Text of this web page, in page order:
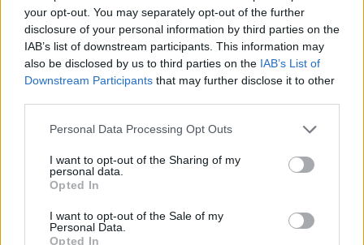
your opt-out. You may separately opt-out of the further
disclosure of your personal information by third parties on the
IAB’s list of downstream participants. This information may
also be disclosed by us to third parties on the IAB’s List of
Downstream Participants that may further disclose it to other
Personal Data Processing Opt Outs
I want to opt-out of the Sharing of my
personal data.
Opted In
I want to opt-out of the Sale of my
Personal Data.
Opted In
StaraTV Viihde
1.9.2010, 8:25
Tarja Turunen videohaastattelu,
osa 2
Menestyksekästä soolouraa Nightwish-